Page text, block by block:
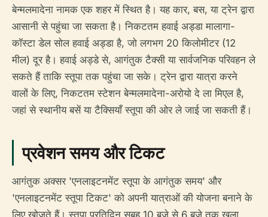
बेन्मलमादेना नामक एक शहर में स्थित है। यह कार, बस, या ट्रेन द्वारा
आसानी से पहुंचा जा सकता है। निकटतम हवाई अड्डा मालागा-
कॉस्टा डेल सोल हवाई अड्डा है, जो लगभग 20 किलोमीटर (12
मील) दूर है। हवाई अड्डे से, आगंतुक टैक्सी या सार्वजनिक परिवहन ले
सकते हैं ताकि स्तूपा तक पहुंचा जा सके। ट्रेन द्वारा यात्रा करने
वालों के लिए, निकटतम स्टेशन बेन्मलमादेना-अरोयो दे ला मिएल है,
जहां से स्थानीय बसें या टैक्सियाँ स्तूपा की ओर ले जाई जा सकती हैं।
प्रवेशन समय और टिकट
आगंतुक अक्सर 'एनलाइटनमेंट स्तूपा के आगंतुक समय' और
'एनलाइटनमेंट स्तूपा टिकट' को अपनी यात्राओं की योजना बनाने के
लिए खोजते हैं। स्तूपा प्रतिदिन सुबह 10 बजे से 6 बजे तक खुला